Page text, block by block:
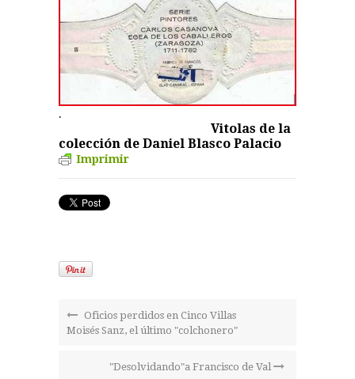
.
Vitolas de la
colección de Daniel Blasco Palacio
Imprimir
Oficios perdidos en Cinco Villas
Moisés Sanz, el último "colchonero"
"Desolvidando"a Francisco de Val